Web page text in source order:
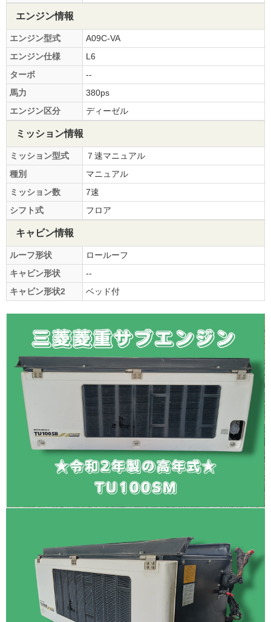
エンジン情報
エンジン型式
A09C-VA
エンジン仕様
L6
ターボ
--
馬力
380ps
エンジン区分
ディーゼル
ミッション情報
ミッション型式
７速マニュアル
種別
マニュアル
ミッション数
7速
シフト式
フロア
キャビン情報
ルーフ形状
ロールーフ
キャビン形状
--
キャビン形状2
ベッド付